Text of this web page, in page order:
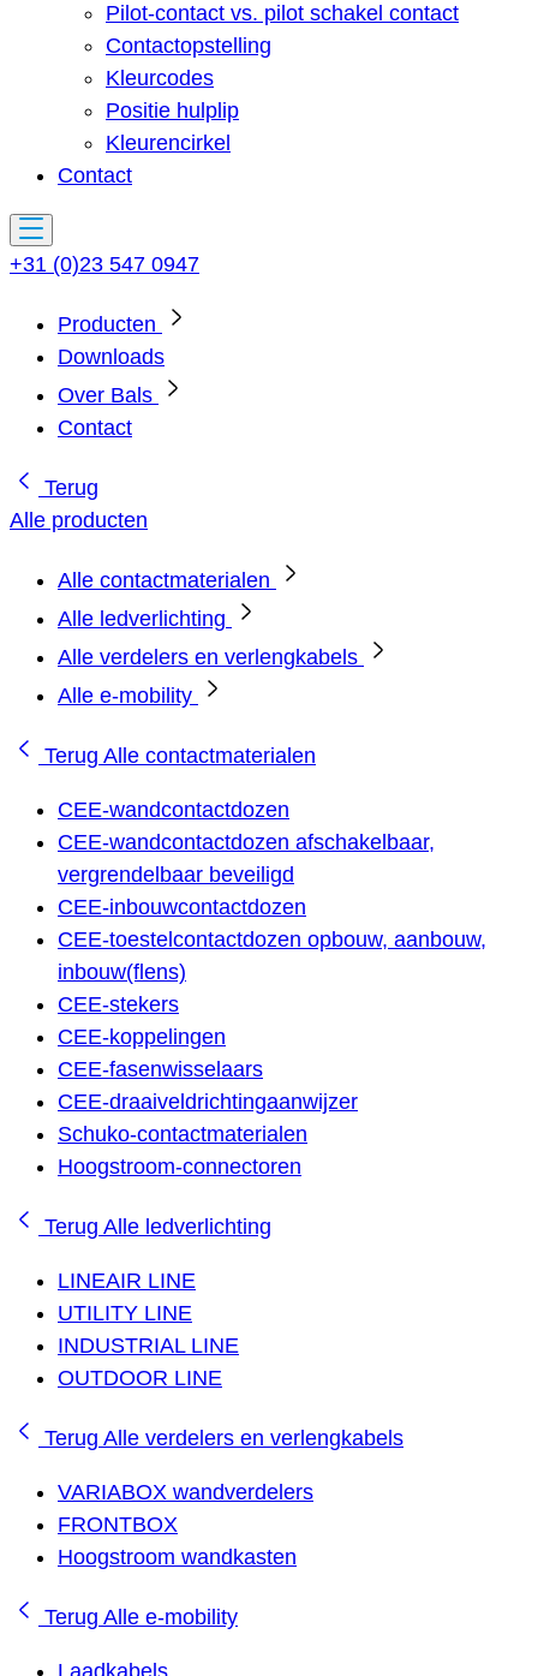
Pilot-contact vs. pilot schakel contact
Contactopstelling
Kleurcodes
Positie hulplip
Kleurencirkel
Contact
+31 (0)23 547 0947
Producten
Downloads
Over Bals
Contact
Terug
Alle producten
Alle contactmaterialen
Alle ledverlichting
Alle verdelers en verlengkabels
Alle e-mobility
Terug Alle contactmaterialen
CEE-wandcontactdozen
CEE-wandcontactdozen afschakelbaar,
vergrendelbaar beveiligd
CEE-inbouwcontactdozen
CEE-toestelcontactdozen opbouw, aanbouw,
inbouw(flens)
CEE-stekers
CEE-koppelingen
CEE-fasenwisselaars
CEE-draaiveldrichtingaanwijzer
Schuko-contactmaterialen
Hoogstroom-connectoren
Terug Alle ledverlichting
LINEAIR LINE
UTILITY LINE
INDUSTRIAL LINE
OUTDOOR LINE
Terug Alle verdelers en verlengkabels
VARIABOX wandverdelers
FRONTBOX
Hoogstroom wandkasten
Terug Alle e-mobility
Laadkabels